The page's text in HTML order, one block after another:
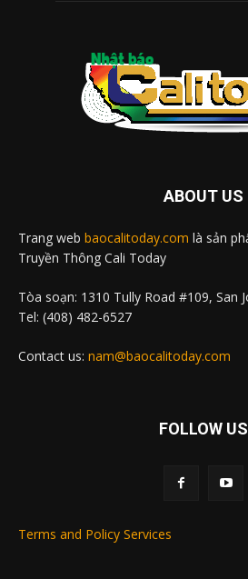
ABOUT US
Trang web baocalitoday.com là sản
Truyền Thông Cali Today
Tòa soạn: 1310 Tully Road #109, San
Tel: (408) 482-6527
Contact us: nam@baocalitoday.com
FOLLOW US
Terms and Policy Services